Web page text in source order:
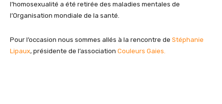
l’homosexualité a été retirée des maladies mentales de
l’Organisation mondiale de la santé.
Pour l’occasion nous sommes allés à la rencontre de Stéphanie
Lipaux, présidente de l’association Couleurs Gaies.